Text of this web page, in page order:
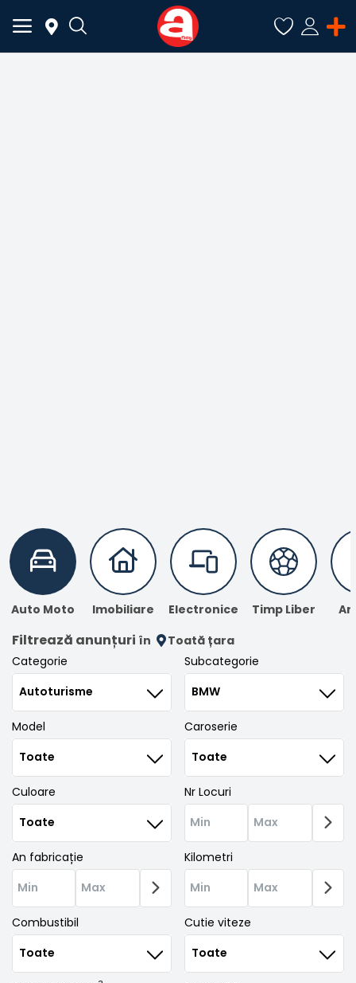
Auto Moto Imobiliare Electronice Timp Liber
Filtrează anunțuri în
Toată țara
Categorie
Subcategorie
Model Caroserie
Culoare Nr Locuri
An fabricație Kilometri
Combustibil Cutie viteze